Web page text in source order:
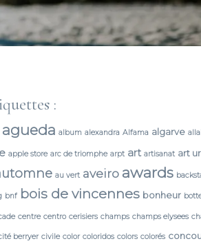
:
agueda album alexandra Alfama algarve
apple store arc de triomphe arpt art artisanat art
au vert aveiro awards
bnf bois de vincennes bonheur
centre centro cerisiers champs champs elysees
berryer civile color coloridos colors colorés